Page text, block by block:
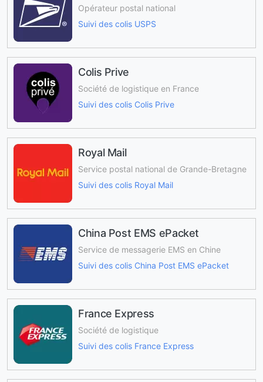
Opérateur postal national
Suivi des colis USPS
Colis Prive
Société de logistique en France
Suivi des colis Colis Prive
Royal Mail
Service postal national de Grande-Bretagne
Suivi des colis Royal Mail
China Post EMS ePacket
Service de messagerie EMS en Chine
Suivi des colis China Post EMS ePacket
France Express
Société de logistique
Suivi des colis France Express